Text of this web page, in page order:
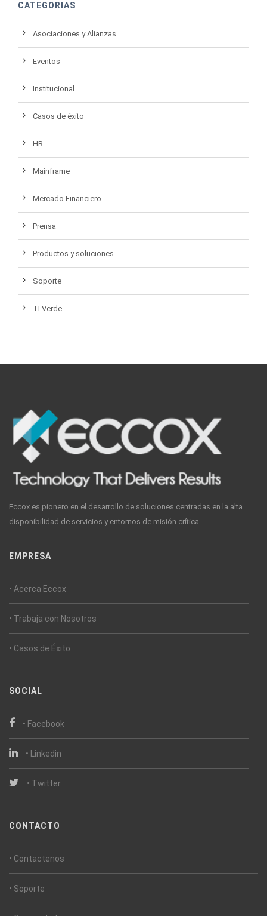
CATEGORIAS
Asociaciones y Alianzas
Eventos
Institucional
Casos de éxito
HR
Mainframe
Mercado Financiero
Prensa
Productos y soluciones
Soporte
TI Verde
Eccox es pionero en el desarrollo de soluciones centradas en la alta
disponibilidad de servicios y entornos de misión crítica.
EMPRESA
• Acerca Eccox
• Trabaja con Nosotros
• Casos de Éxito
SOCIAL
• Facebook
• Linkedin
• Twitter
CONTACTO
• Contactenos
• Soporte